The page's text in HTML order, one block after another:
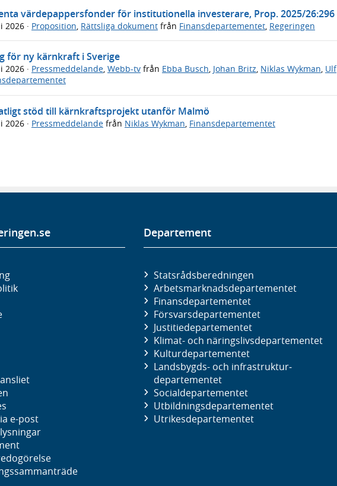
värdepappersfonder för institutionella investerare, Prop. 2025/26:296
2026 · Proposition Rättsliga dokument från Finansdepartementet Regeringen
för ny kärnkraft i Sverige
2026 · Pressmeddelande, Webb-tv från Ebba Busch, Johan Britz, Niklas Wykman, Ulf
stöd till kärnkraftsprojekt utanför Malmö
2026 · Pressmeddelande från Niklas Wykman, Finansdepartementet
e-post
Departement
Statsrådsberedningen
Arbetsmarknads­departementet
Finans­departementet
Försvars­departementet
Justitie­departementet
Klimat- och näringslivs­departementet
Kultur­departementet
Landsbygds- och infrastruktur­
departementet
Social­departementet
Utbildnings­departementet
Utrikes­departementet